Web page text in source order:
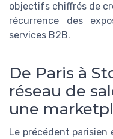
objectifs chiffrés de
récurrence des
services B2B.
De Paris à
réseau de
une
Le précédent parisien